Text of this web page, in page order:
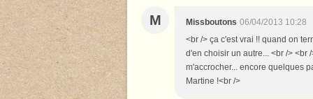
M Missboutons 06/04/2013 10:28
<br /> ça c'est vrai !! quand on
d'en choisir un autre... <br /> <br
m'accrocher... encore quelques
Martine !<br />